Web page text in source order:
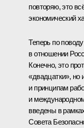
повторяю, это
экономический
Теперь по
в отношении
Конечно, это
«двадцатки», но
и принципам
и
введены в
Совета